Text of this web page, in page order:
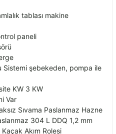
ık tablası makine
paneli
örü
Sistemi şebekeden, pompa ile
KW 3 KW
Var
Sıvama Paslanmaz Hazne
304 L DDQ 1,2 mm
Akım Rolesi